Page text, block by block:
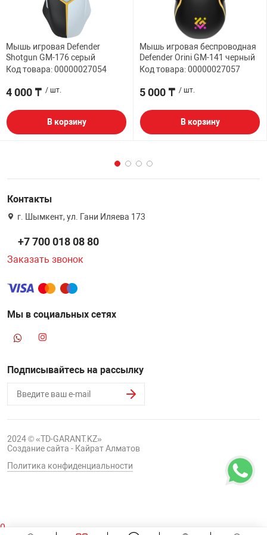
Мышь игровая Defender
Shotgun GM-176 серый
Код товара: 00000027054
4 000 ₸ / шт.
В корзину
Мышь игровая беспроводная
Defender Orini GM-141 черный
Код товара: 00000027057
5 000 ₸ / шт.
В корзину
Контакты
г. Шымкент, ул. Гани Иляева 173
+7 700 018 08 80
Заказать звонок
Мы в социальных сетях
Подписывайтесь на рассылку
2024 © «TD-GARANT.KZ»
Создание сайта - Кайрат Алматов
Политика конфиденциальности
0